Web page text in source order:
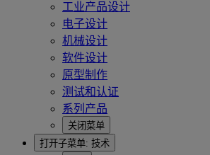
工业产品设计
电子设计
机械设计
软件设计
原型制作
测试和认证
系列产品
关闭菜单
打开子菜单: 技术